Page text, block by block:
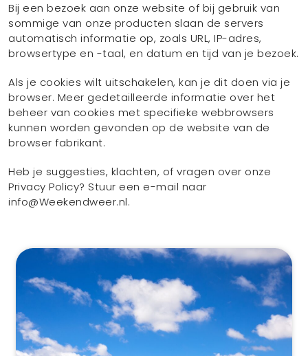
Bij een bezoek aan onze website of bij gebruik van
sommige van onze producten slaan de servers
automatisch informatie op, zoals URL, IP-adres,
browsertype en -taal, en datum en tijd van je bezoek.
Als je cookies wilt uitschakelen, kan je dit doen via je
browser. Meer gedetailleerde informatie over het
beheer van cookies met specifieke webbrowsers
kunnen worden gevonden op de website van de
browser fabrikant.
Heb je suggesties, klachten, of vragen over onze
Privacy Policy? Stuur een e-mail naar
info@Weekendweer.nl.